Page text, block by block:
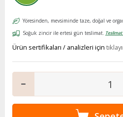
İndirim
Yöresinden, mevsiminde taze, doğal ve
Soğuk zincir ile ertesi gün teslimat. Teslimat
Ürün sertifikaları / analizleri için